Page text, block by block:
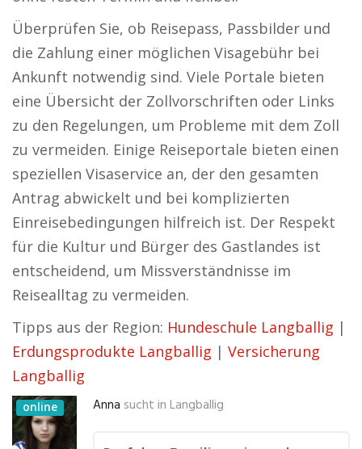
Überprüfen Sie, ob Reisepass, Passbilder und
die Zahlung einer möglichen Visagebühr bei
Ankunft notwendig sind. Viele Portale bieten
eine Übersicht der Zollvorschriften oder Links
zu den Regelungen, um Probleme mit dem Zoll
zu vermeiden. Einige Reiseportale bieten einen
speziellen Visaservice an, der den gesamten
Antrag abwickelt und bei komplizierten
Einreisebedingungen hilfreich ist. Der Respekt
für die Kultur und Bürger des Gastlandes ist
entscheidend, um Missverständnisse im
Reisealltag zu vermeiden.
Tipps aus der Region: Hundeschule Langballig |
Erdungsprodukte Langballig | Versicherung
Langballig
online Anna sucht in Langballig